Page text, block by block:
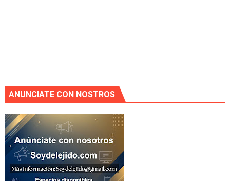
ANUNCIATE CON NOSTROS